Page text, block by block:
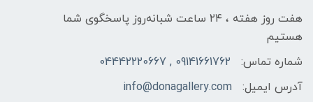
هفت روز هفته ، ۲۴ ساعت شبانه‌روز پاسخگوی شما
هستیم
شماره تماس:
09141661762 , 04442220667
آدرس ایمیل:
info@donagallery.com